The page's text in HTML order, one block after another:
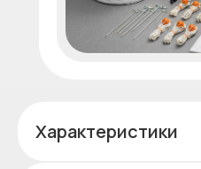
Характеристики